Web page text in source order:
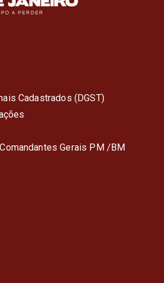
Cadastrados (DGST)
Gerais PM /BM